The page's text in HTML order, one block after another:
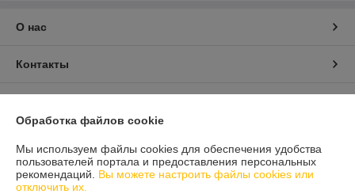
О нас
Контакты
Полная версия сайта
Обработка файлов cookie
Мы используем файлы cookies для обеспечения удобства
пользователей портала и предоставления персональных
рекомендаций. Вы можете настроить файлы cookies или
отключить их.